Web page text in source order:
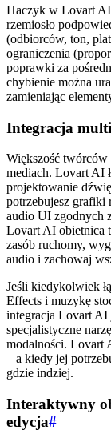
Haczyk w Lovart
rzemiosło
(odbiorców, ton,
ograniczenia
poprawki za
chybienie można
zamieniając
Integracja
Większość
mediach. Lovart AI
projektowanie
potrzebujesz
audio UI zgodnych
Lovart AI obietnica
zasób ruchomy,
audio i zachowaj
Jeśli kiedykolwiek
Effects i muzykę
integracja Lovart AI
specjalistyczne
modalności. Lovart
– a kiedy jej
gdzie indziej.
Interaktywny
edycja#